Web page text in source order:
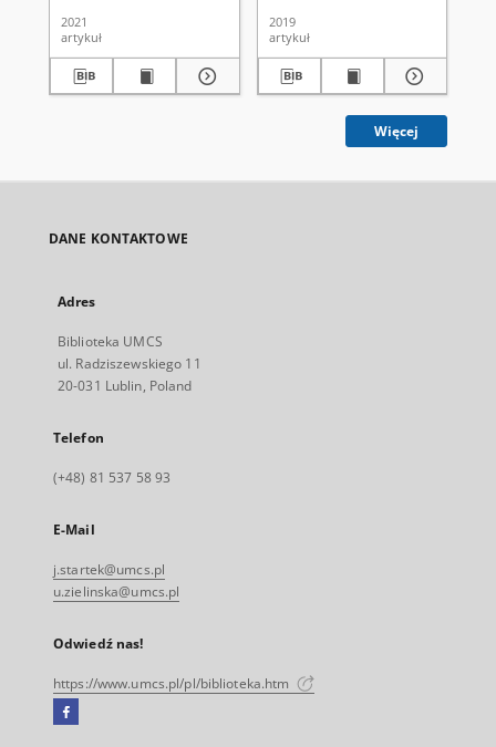
2021
artykuł
2019
artykuł
Więcej
DANE KONTAKTOWE
Adres
Biblioteka UMCS
ul. Radziszewskiego 11
20-031 Lublin, Poland
Telefon
(+48) 81 537 58 93
E-Mail
j.startek@umcs.pl
u.zielinska@umcs.pl
Odwiedź nas!
https://www.umcs.pl/pl/biblioteka.htm
Facebook